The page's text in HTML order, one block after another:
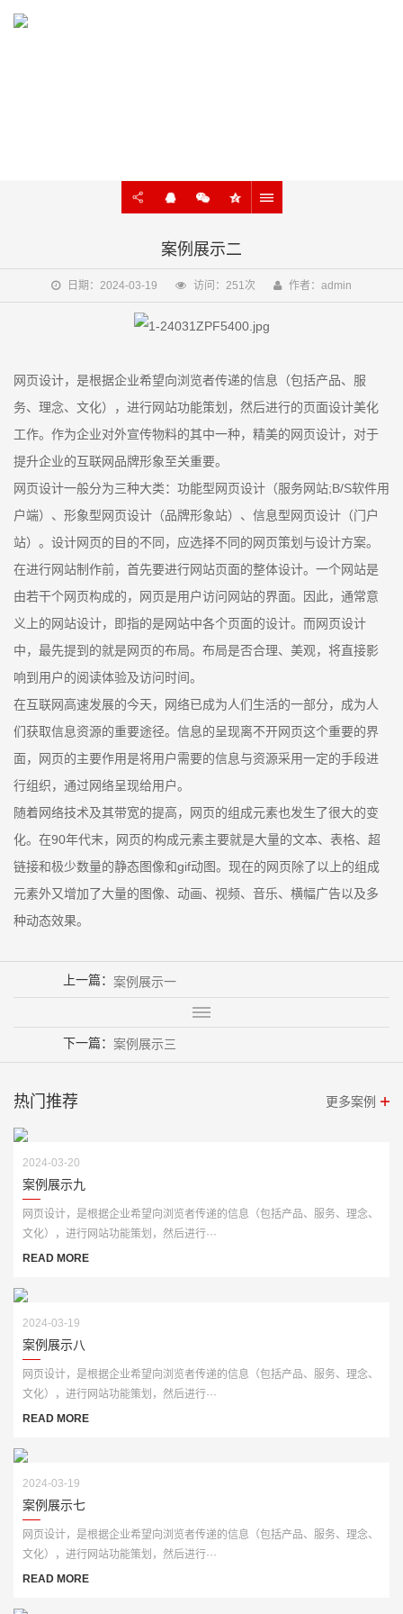
案例展示二
日期：2024-03-19 访问：251次 作者：admin
网页设计，是根据企业希望向浏览者传递的信息（包括产品、服
务、理念、文化），进行网站功能策划，然后进行的页面设计美化
工作。作为企业对外宣传物料的其中一种，精美的网页设计，对于
提升企业的互联网品牌形象至关重要。
网页设计一般分为三种大类：功能型网页设计（服务网站;B/S软件用
户端）、形象型网页设计（品牌形象站）、信息型网页设计（门户
站）。设计网页的目的不同，应选择不同的网页策划与设计方案。
在进行网站制作前，首先要进行网站页面的整体设计。一个网站是
由若干个网页构成的，网页是用户访问网站的界面。因此，通常意
义上的网站设计，即指的是网站中各个页面的设计。而网页设计
中，最先提到的就是网页的布局。布局是否合理、美观，将直接影
响到用户的阅读体验及访问时间。
在互联网高速发展的今天，网络已成为人们生活的一部分，成为人
们获取信息资源的重要途径。信息的呈现离不开网页这个重要的界
面，网页的主要作用是将用户需要的信息与资源采用一定的手段进
行组织，通过网络呈现给用户。
随着网络技术及其带宽的提高，网页的组成元素也发生了很大的变
化。在90年代末，网页的构成元素主要就是大量的文本、表格、超
链接和极少数量的静态图像和gif动图。现在的网页除了以上的组成
元素外又增加了大量的图像、动画、视频、音乐、横幅广告以及多
种动态效果。
上一篇： 案例展示一
下一篇： 案例展示三
热门推荐 更多案例
2024-03-20
案例展示九
网页设计，是根据企业希望向浏览者传递的信息（包括产品、服务、理念、
文化），进行网站功能策划，然后进行···
READ MORE
2024-03-19
案例展示八
网页设计，是根据企业希望向浏览者传递的信息（包括产品、服务、理念、
文化），进行网站功能策划，然后进行···
READ MORE
2024-03-19
案例展示七
网页设计，是根据企业希望向浏览者传递的信息（包括产品、服务、理念、
文化），进行网站功能策划，然后进行···
READ MORE